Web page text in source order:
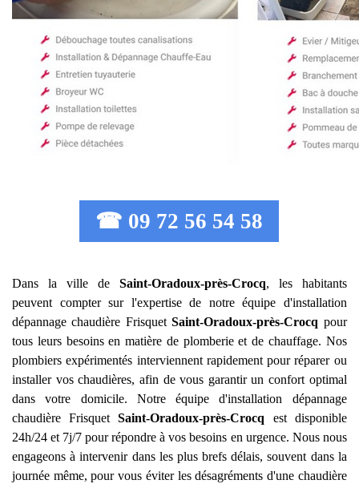
☎ 09 72 56 54 58
Dans la ville de Saint-Oradoux-près-Crocq, les habitants
peuvent compter sur l'expertise de notre équipe d'installation
dépannage chaudière FrisquetSaint-Oradoux-près-Crocq pour
tous leurs besoins en matière de plomberie et de chauffage. Nos
plombiers expérimentés interviennent rapidement pour réparer ou
installer vos chaudières, afin de vous garantir un confort optimal
dans votre domicile. Notre équipe d'installation dépannage
chaudière FrisquetSaint-Oradoux-près-Crocq est disponible
24h/24 et 7j/7 pour répondre à vos besoins en urgence. Nous nous
engageons à intervenir dans les plus brefs délais, souvent dans la
journée même, pour vous éviter les désagréments d'une chaudière